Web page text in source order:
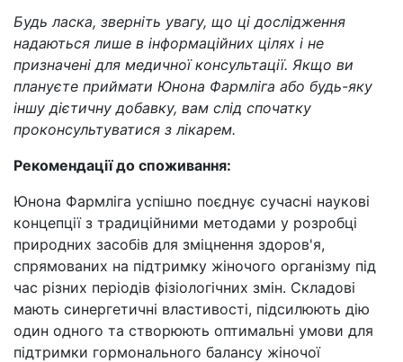
Будь ласка, зверніть увагу, що ці дослідження
надаються лише в інформаційних цілях і не
призначені для медичної консультації. Якщо ви
плануєте приймати Юнона Фармліга або будь-яку
іншу дієтичну добавку, вам слід спочатку
проконсультуватися з лікарем.
Рекомендації до споживання:
Юнона Фармліга успішно поєднує сучасні наукові
концепції з традиційними методами у розробці
природних засобів для зміцнення здоров'я,
спрямованих на підтримку жіночого організму під
час різних періодів фізіологічних змін. Складові
мають синергетичні властивості, підсилюють дію
один одного та створюють оптимальні умови для
підтримки гормонального балансу жіночої